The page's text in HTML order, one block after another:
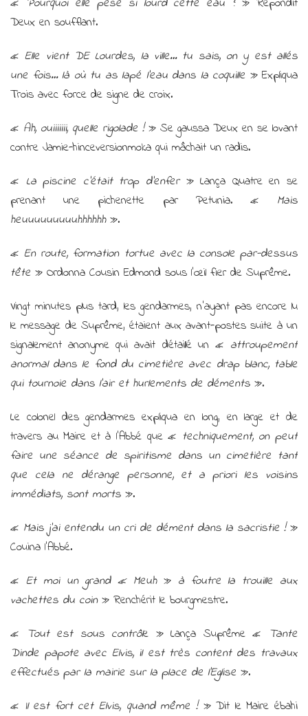
Deux en soufflant.
«Elle vient DE Lourdes, la ville… tu sais, on y est allés
une fois… là où tu as lapé l’eau dans la coquille » Expliqua
Trois avec force de signe de croix.
« Ah, ouiiiiiii, quelle rigolade !» Se gaussa Deux en se lovant
contre Jamie-hinceversionmoka qui mâchait un radis.
« La piscine c’était trop d’enfer» Lança Quatre en se
prenant une pichenette par Petunia. « Mais
heuuuuuuuuuhhhhhh ».
«En route, formation tortue avec la console par-dessus
tête » Ordonna Cousin Edmond sous l’œil fier de Suprême.
Vingt minutes plus tard, les gendarmes, n’ayant pas encore lu
le message de Suprême, étaient aux avant-postes suite à un
signalement anonyme qui avait détaillé un « attroupement
anormal dans le fond du cimetière avec drap blanc, table
qui tournoie dans l’air et hurlements de déments ».
Le colonel des gendarmes expliqua en long, en large et de
travers au Maire et à l’Abbé que « techniquement, on peut
faire une séance de spiritisme dans un cimetière tant
que cela ne dérange personne, et a priori les voisins
immédiats, sont morts ».
« Mais j’ai entendu un cri de dément dans la sacristie !»
Couina l’Abbé.
« Et moi un grand « Meuh» à foutre la trouille aux
vachettes du coin» Renchérit le bourgmestre.
« Tout est sous contrôle » Lança Suprême « Tante
Dinde papote avec Elvis, il est très content des travaux
effectués par la mairie sur la place de l’Eglise ».
« Il est fort cet Elvis, quand même !» Dit le Maire ébahi